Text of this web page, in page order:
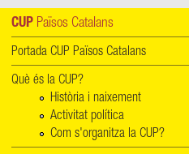
CUP Països Catalans
Portada CUP Països Catalans
Què és la CUP?
Història i naixement
Activitat política
Com s'organitza la CUP?